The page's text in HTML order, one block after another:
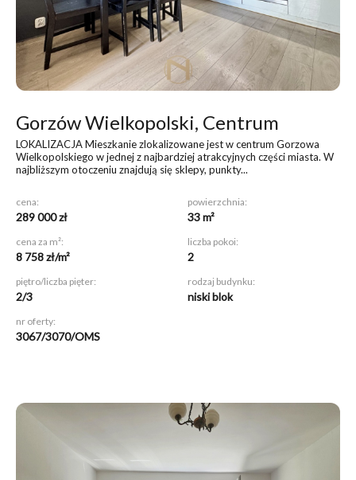
Gorzów Wielkopolski, Centrum
LOKALIZACJA Mieszkanie zlokalizowane jest w centrum Gorzowa
Wielkopolskiego w jednej z najbardziej atrakcyjnych części miasta. W
najbliższym otoczeniu znajdują się sklepy, punkty...
cena:
289 000 zł
powierzchnia:
33 m²
cena za m²:
8 758 zł/m²
liczba pokoi:
2
piętro/liczba pięter:
2/3
rodzaj budynku:
niski blok
nr oferty:
3067/3070/OMS